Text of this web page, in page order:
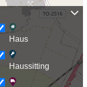
Haus
Haussitting